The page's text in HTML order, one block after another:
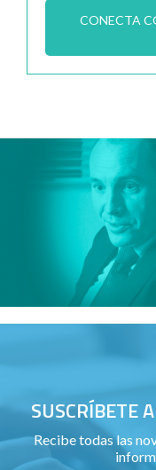
CONECTA
SUSCRÍBETE
Recibe todas las